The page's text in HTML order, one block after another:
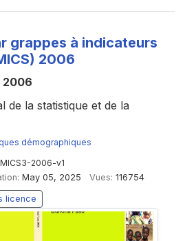
grappes à indicateurs
2006
2006
de la statistique et de la
démographiques
2006-v1
May 05, 2025 Vues: 116754
licence